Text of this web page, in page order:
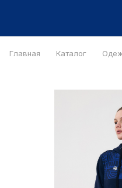
Главная Каталог